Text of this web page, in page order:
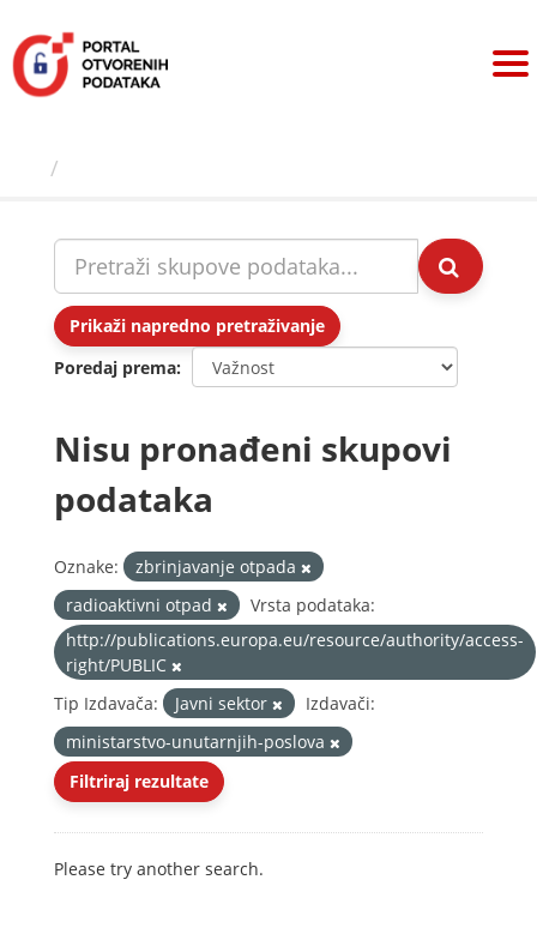
sadržaj
Prikaži napredno pretraživanje
Poredaj prema
Nisu pronađeni skupovi
podataka
Oznake:
zbrinjavanje otpada
radioaktivni otpad
Vrsta podataka:
http://publications.europa.eu/resource/authority/access-
right/PUBLIC
Tip Izdavača:
Javni sektor
Izdavači:
ministarstvo-unutarnjih-poslova
Filtriraj rezultate
Please try another search.